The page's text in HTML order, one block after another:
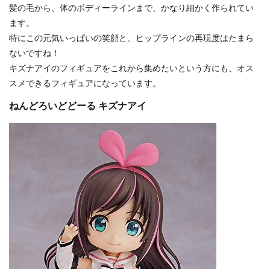
髪の毛から、体のボディーラインまで、かなり細かく作られてい
ます。
特にこの元気いっぱいの笑顔と、ヒップラインの再現度はたまら
ないですね！
キズナアイのフィギュアをこれから集めたいという方にも、オス
スメできるフィギュアになっています。
ねんどろいどどーる キズナアイ